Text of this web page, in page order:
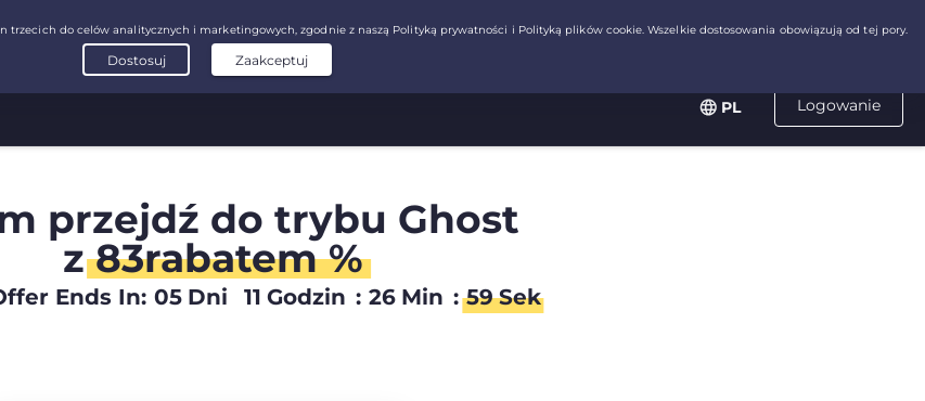
Logowanie
PL
przejdź do trybu Ghost
z83rabatem %
Ends In: 05 Dni 11 Godzin : 26 Min : 58 Sek